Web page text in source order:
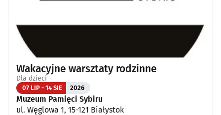
Wakacyjne warsztaty rodzinne
Dla dzieci
07 LIP - 14 SIE 2026
Muzeum Pamięci Sybiru
ul. Węglowa 1, 15-121 Białystok